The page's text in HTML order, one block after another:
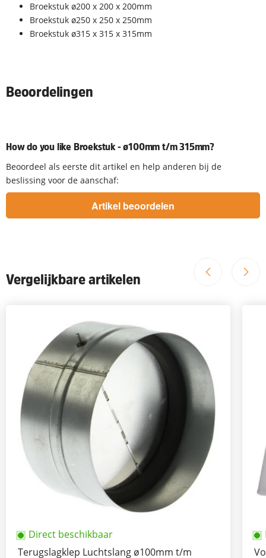
Broekstuk ø200 x 200 x 200mm
Broekstuk ø250 x 250 x 250mm
Broekstuk ø315 x 315 x 315mm
Beoordelingen
How do you like Broekstuk - ø100mm t/m 315mm?
Beoordeel als eerste dit artikel en help anderen bij de
beslissing voor de aanschaf:
Vergelijkbare artikelen
Direct beschikbaar
Terugslagklep Luchtslang ø100mm t/m